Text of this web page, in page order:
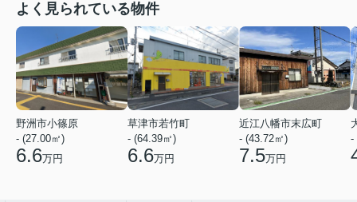
よく見られている物件
野洲市小篠原
- (27.00㎡)
6.6万円
草津市若竹町
- (64.39㎡)
6.6万円
近江八幡市末広町
- (43.72㎡)
7.5万円
-